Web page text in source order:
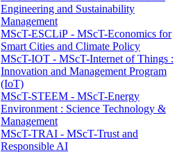
Engineering and Sustainability
Management
MScT-ESCLiP - MScT-Economics for
Smart Cities and Climate Policy
MScT-IOT - MScT-Internet of Things :
Innovation and Management Program
(IoT)
MScT-STEEM - MScT-Energy
Environment : Science Technology &
Management
MScT-TRAI - MScT-Trust and
Responsible AI